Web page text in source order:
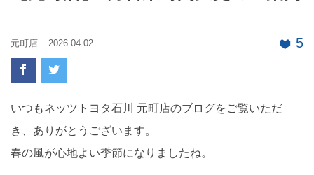
元町店 2026.04.02 5
いつもネッツトヨタ石川 元町店のブログをご覧いただ
き、ありがとうございます。
春の風が心地よい季節になりましたね。